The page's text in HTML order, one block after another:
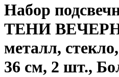
Набор
ТЕНИ
металл,
36 см, 2 шт.,